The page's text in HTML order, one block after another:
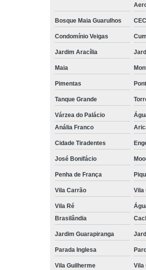
Bosque Maia Guarulhos
Condomínio Veigas
Jardim Aracília
Maia
Pimentas
Tanque Grande
Várzea do Palácio
Anália Franco
Cidade Tiradentes
José Bonifácio
Penha de França
Vila Carrão Vila
Vila Ré
Brasilândia
Jardim Guarapiranga
Parada Inglesa
Vila Guilherme Vila